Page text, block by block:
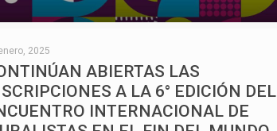
2025
ABIERTAS LAS
A LA 6° EDICIÓN DEL
INTERNACIONAL DE